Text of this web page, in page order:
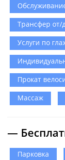
Трансфер от/
Услуги по
Прокат
Массаж
—
Парковка